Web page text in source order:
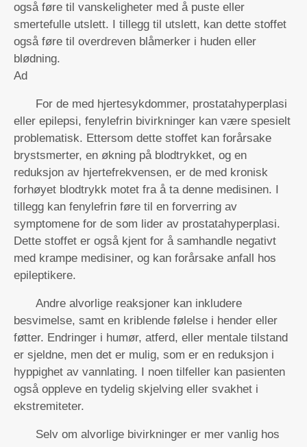
også føre til vanskeligheter med å puste eller
smertefulle utslett. I tillegg til utslett, kan dette stoffet
også føre til overdreven blåmerker i huden eller
blødning.
Ad
For de med hjertesykdommer, prostatahyperplasi
eller epilepsi, fenylefrin bivirkninger kan være spesielt
problematisk. Ettersom dette stoffet kan forårsake
brystsmerter, en økning på blodtrykket, og en
reduksjon av hjertefrekvensen, er de med kronisk
forhøyet blodtrykk motet fra å ta denne medisinen. I
tillegg kan fenylefrin føre til en forverring av
symptomene for de som lider av prostatahyperplasi.
Dette stoffet er også kjent for å samhandle negativt
med krampe medisiner, og kan forårsake anfall hos
epileptikere.
Andre alvorlige reaksjoner kan inkludere
besvimelse, samt en kriblende følelse i hender eller
føtter. Endringer i humør, atferd, eller mentale tilstand
er sjeldne, men det er mulig, som er en reduksjon i
hyppighet av vannlating. I noen tilfeller kan pasienten
også oppleve en tydelig skjelving eller svakhet i
ekstremiteter.
Selv om alvorlige bivirkninger er mer vanlig hos